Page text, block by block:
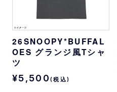
26SNOOPY*BUFFAL
OES グランジ風Tシャ
ツ
¥5,500 (税込)